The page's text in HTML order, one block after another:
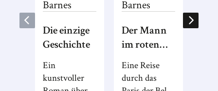
Barnes
Die einzige
Geschichte
Ein
kunstvoller
Barnes
Der Mann
im roten
Rock
Eine Reise
durch das